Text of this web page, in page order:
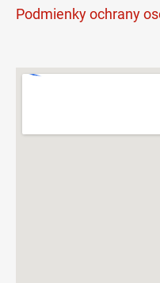
Podmienky ochrany